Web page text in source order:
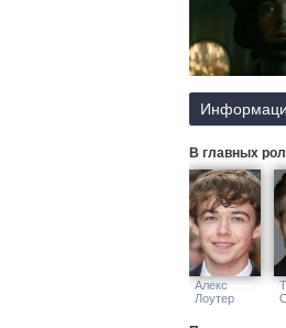
В главных
Алекс
Лоутер